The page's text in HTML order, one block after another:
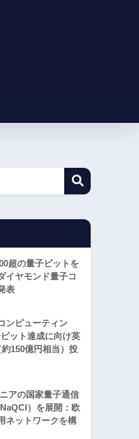
超の量子ビットを
イヤモンド量子コ
表
ンピューティン
ット達成に向け英
150億円相当）投
アの国家量子通信
）を展開：欧
ネットワークを構